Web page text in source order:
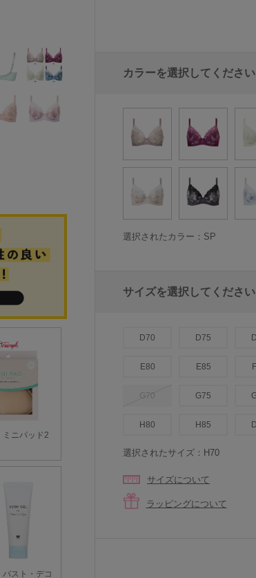
カラーを選択してください
選択されたカラー：SP
サイズを選択してください
D70 D75
E80 E85
G70 G75
H80 H85
選択されたサイズ：H70
サイズについて
ラッピングについて